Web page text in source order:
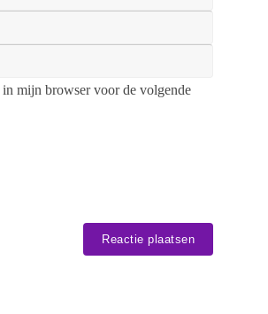
mijn browser voor de volgende